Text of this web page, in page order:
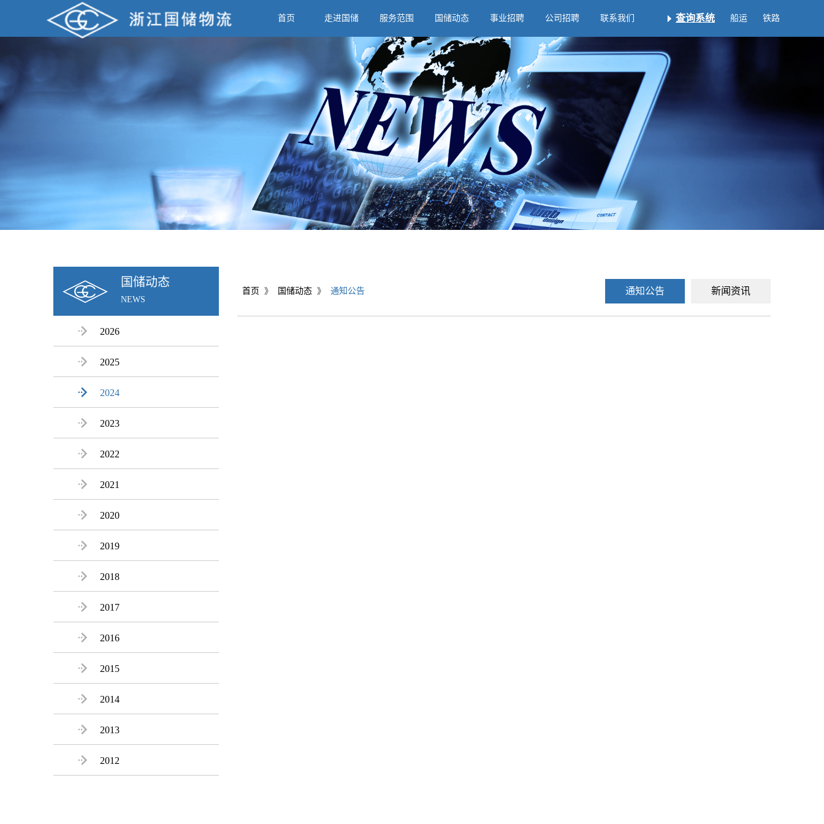
首页 走进国储 服务范围 国储动态 事业招聘 公司招聘 联系我们  查询系统 船运 铁路
国储动态
NEWS
 2026
 2025
 2024
 2023
 2022
 2021
 2020
 2019
 2018
 2017
 2016
 2015
 2014
 2013
 2012
首页 》 国储动态 》 通知公告 通知公告 新闻资讯